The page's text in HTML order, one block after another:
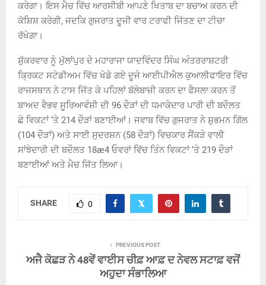
ਕਰੇਗਾ। ਇਸ ਮੈਚ ਵਿੱਚ ਆਰਸੀਬੀ ਆਪਣੇ ਖਿਤਾਬ ਦਾ ਬਚਾਅ ਕਰਨ ਦੀ
ਕੋਸ਼ਿਸ਼ ਕਰੇਗੀ, ਜਦਕਿ ਗੁਜਰਾਤ ਦੂਜੀ ਵਾਰ ਟਰਾਫੀ ਜਿੱਤਣ ਦਾ ਟੀਚਾ
ਰੱਖੇਗਾ।
ਸ਼ੁੱਕਰਵਾਰ ਨੂੰ ਮੁੱਲਾਂਪੁਰ ਦੇ ਮਹਾਰਾਜਾ ਯਾਦਵਿੰਦਰ ਸਿੰਘ ਅੰਤਰਰਾਸ਼ਟਰੀ
ਕ੍ਰਿਕਟ ਸਟੇਡੀਅਮ ਵਿੱਚ ਖੇਡੇ ਗਏ ਦੂਜੇ ਆਈਪੀਐਲ ਕੁਆਲੀਫਾਇਰ ਵਿੱਚ
ਰਾਜਸਥਾਨ ਨੇ ਟਾਸ ਜਿੱਤ ਕੇ ਪਹਿਲਾਂ ਬੱਲੇਬਾਜ਼ੀ ਕਰਨ ਦਾ ਫੈਸਲਾ ਕਰਨ ਤੋਂ
ਬਾਅਦ ਵੈਭਵ ਸੂਰਿਆਵੰਸ਼ੀ ਦੀ 96 ਦੌੜਾਂ ਦੀ ਧਮਾਕੇਦਾਰ ਪਾਰੀ ਦੀ ਬਦੌਲਤ
ਛੇ ਵਿਕਟਾਂ ‘ਤੇ 214 ਦੌੜਾਂ ਬਣਾਈਆਂ। ਜਵਾਬ ਵਿੱਚ ਗੁਜਰਾਤ ਨੇ ਸ਼ੁਭਮਨ ਗਿੱਲ
(104 ਦੌੜਾਂ) ਅਤੇ ਸਾਈ ਸੁਦਰਸ਼ਨ (58 ਦੌੜਾਂ) ਵਿਚਕਾਰ ਸੈਂਕੜੇ ਵਾਲੀ
ਸਾਂਝੇਦਾਰੀ ਦੀ ਬਦੌਲਤ 18æ4 ਓਵਰਾਂ ਵਿੱਚ ਤਿੰਨ ਵਿਕਟਾਂ ‘ਤੇ 219 ਦੌੜਾਂ
ਬਣਾਈਆਂ ਅਤੇ ਮੈਚ ਜਿੱਤ ਲਿਆ।
SHARE 0
PREVIOUS POST
ਅਜੈ ਕੋਛੜ ਨੇ 48ਵੇਂ ਵਾਈਸ ਚੀਫ਼ ਆਫ਼ ਦ ਨੇਵਲ ਸਟਾਫ਼ ਵਜੋਂ
ਅਹੁਦਾ ਸੰਭਾਲਿਆ